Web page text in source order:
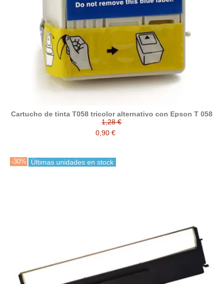
Cartucho de tinta T058 tricolor alternativo con Epson T 058
1,28 €
0,90 €
-30% Últimas unidades en stock